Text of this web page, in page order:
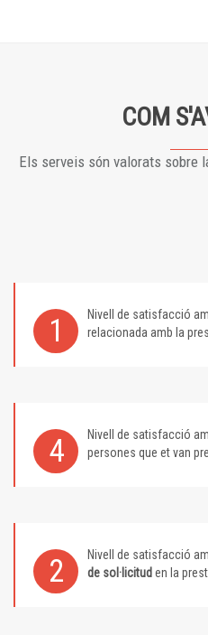
COM
Els serveis són valorats sobre
1 Nivell de satisfacció
relacionada amb la
4 Nivell de satisfacció
persones que et van
2 Nivell de satisfacció
de sol·licitud en la